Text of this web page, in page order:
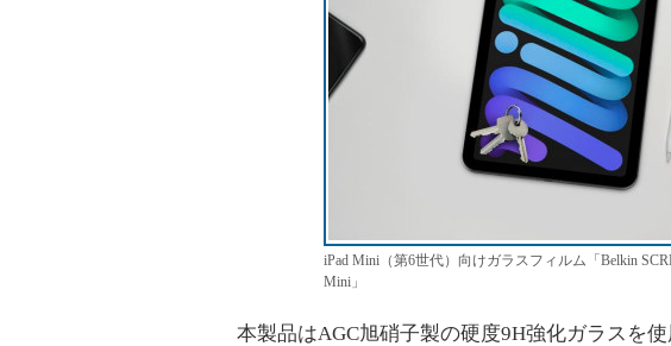
iPad Mini（第6世代）向けガラスフィルム「Belkin
Mini」
本製品はAGC旭硝子製の硬度9H強化ガラスを